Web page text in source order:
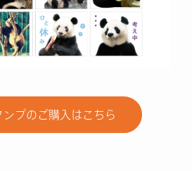
ンプのご購入はこちら